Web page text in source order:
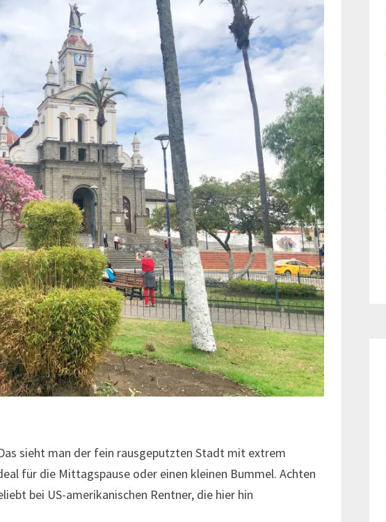
sieht man der fein rausgeputzten Stadt mit extrem
für die Mittagspause oder einen kleinen Bummel. Achten
bei US-amerikanischen Rentner, die hier hin